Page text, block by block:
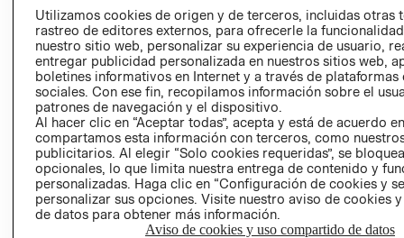
AVISO DE
PRIVACIDAD
GIFT CARD
AVISO DE
COOKIES
Utilizamos cookies de origen y de terceros, incluidas otras
rastreo de editores externos, para ofrecerle la
nuestro sitio web, personalizar su experiencia de usuario,
entregar publicidad personalizada en nuestros sitios web,
boletines informativos en Internet y a través de plataformas
sociales. Con ese fin, recopilamos información sobre el
patrones de navegación y el dispositivo.
Al hacer clic en “Aceptar todas”, acepta y está de acuerdo
compartamos esta información con terceros, como
publicitarios. Al elegir “Solo cookies requeridas”, se
opcionales, lo que limita nuestra entrega de contenido y
personalizadas. Haga clic en “Configuración de cookies y
personalizar sus opciones. Visite nuestro aviso de cookies
de datos para obtener más información.
Aviso de cookies y uso compartido de datos